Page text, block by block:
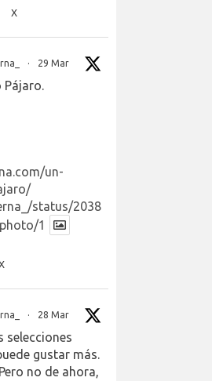
X
· 29 Mar
Pájaro.
un-
status/2038
1
· 28 Mar
selecciones
gustar más.
no de ahora,